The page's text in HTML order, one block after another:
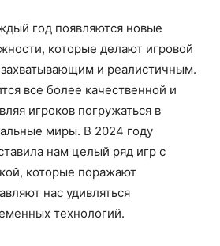
год появляются новые
которые делают игровой
и реалистичным.
все более качественной и
игроков погружаться в
миры. В 2024 году
нам целый ряд игр с
которые поражают
нас удивляться
технологий.